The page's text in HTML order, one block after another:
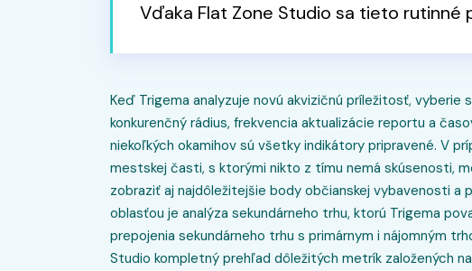
Vďaka Flat Zone Studio sa tieto rutinné
Keď Trigema analyzuje novú akvizičnú príležitosť, vyberie
konkurenčný rádius, frekvencia aktualizácie reportu a
niekoľkých okamihov sú všetky indikátory pripravené. V
mestskej časti, s ktorými nikto z tímu nemá skúsenosti,
zobraziť aj najdôležitejšie body občianskej vybavenosti a
oblasťou je analýza sekundárneho trhu, ktorú Trigema
prepojenia sekundárneho trhu s primárnym i nájomným
Studio kompletný prehľad dôležitých metrík založených